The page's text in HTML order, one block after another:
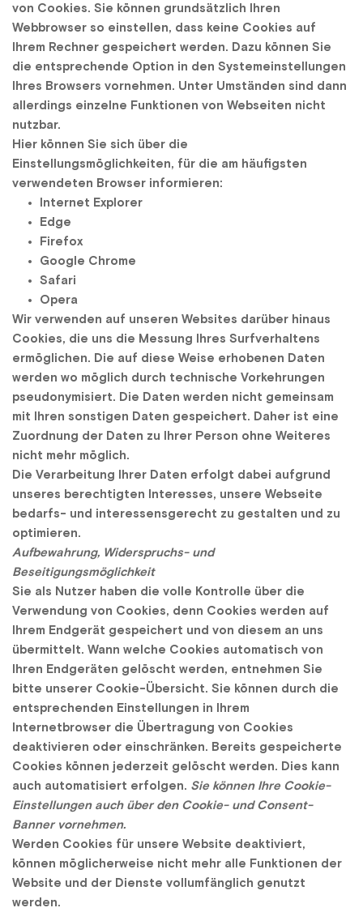
von Cookies. Sie können grundsätzlich Ihren
Webbrowser so einstellen, dass keine Cookies auf
Ihrem Rechner gespeichert werden. Dazu können Sie
die entsprechende Option in den Systemeinstellungen
Ihres Browsers vornehmen. Unter Umständen sind dann
allerdings einzelne Funktionen von Webseiten nicht
nutzbar.
Hier können Sie sich über die
Einstellungsmöglichkeiten, für die am häufigsten
verwendeten Browser informieren:
Internet Explorer
Edge
Firefox
Google Chrome
Safari
Opera
Wir verwenden auf unseren Websites darüber hinaus
Cookies, die uns die Messung Ihres Surfverhaltens
ermöglichen. Die auf diese Weise erhobenen Daten
werden wo möglich durch technische Vorkehrungen
pseudonymisiert. Die Daten werden nicht gemeinsam
mit Ihren sonstigen Daten gespeichert. Daher ist eine
Zuordnung der Daten zu Ihrer Person ohne Weiteres
nicht mehr möglich.
Die Verarbeitung Ihrer Daten erfolgt dabei aufgrund
unseres berechtigten Interesses, unsere Webseite
bedarfs- und interessensgerecht zu gestalten und zu
optimieren.
Aufbewahrung, Widerspruchs- und
Beseitigungsmöglichkeit
Sie als Nutzer haben die volle Kontrolle über die
Verwendung von Cookies, denn Cookies werden auf
Ihrem Endgerät gespeichert und von diesem an uns
übermittelt. Wann welche Cookies automatisch von
Ihren Endgeräten gelöscht werden, entnehmen Sie
bitte unserer Cookie-Übersicht. Sie können durch die
entsprechenden Einstellungen in Ihrem
Internetbrowser die Übertragung von Cookies
deaktivieren oder einschränken. Bereits gespeicherte
Cookies können jederzeit gelöscht werden. Dies kann
auch automatisiert erfolgen. Sie können Ihre Cookie-
Einstellungen auch über den Cookie- und Consent-
Banner vornehmen.
Werden Cookies für unsere Website deaktiviert,
können möglicherweise nicht mehr alle Funktionen der
Website und der Dienste vollumfänglich genutzt
werden.